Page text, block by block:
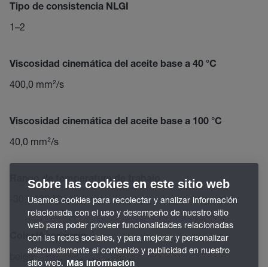
Tipo de consistencia NLGI
1–2
Viscosidad cinemática del aceite base a 40 °C
400,0 mm²/s
Viscosidad cinemática del aceite base a 100 °C
40,0 mm²/s
Rango de temperatura de trabajo
-30 – 180 °C
Color/Apariencia
beige
Sobre las cookies en este sitio web
Usamos cookies para recolectar y analizar información
relacionada con el uso y desempeño de nuestro sitio
web para poder proveer funcionalidades relacionadas
con las redes sociales, y para mejorar y personalizar
adecuadamente el contenido y publicidad en nuestro
sitio web. Más información